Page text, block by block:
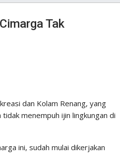
Tak
dan Kolam Renang, yang
menempuh ijin lingkungan di
ini, sudah mulai dikerjakan